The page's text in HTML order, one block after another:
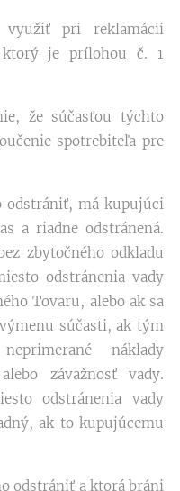
pri reklamácii
je prílohou č. 1
že súčasťou týchto
spotrebiteľa pre
odstrániť, má kupujúci
a riadne odstránená.
zbytočného odkladu
odstránenia vady
Tovaru, alebo ak sa
súčasti, ak tým
náklady
závažnosť vady.
odstránenia vady
ak to kupujúcemu
odstrániť a ktorá bráni